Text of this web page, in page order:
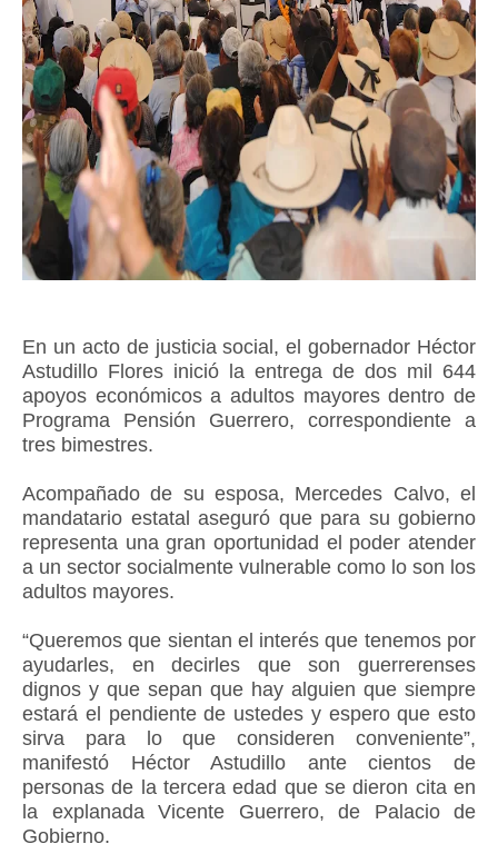
En un acto de justicia social, el gobernador Héctor
Astudillo Flores inició la entrega de dos mil 644
apoyos económicos a adultos mayores dentro de
Programa Pensión Guerrero, correspondiente a
tres bimestres.
Acompañado de su esposa, Mercedes Calvo, el
mandatario estatal aseguró que para su gobierno
representa una gran oportunidad el poder atender
a un sector socialmente vulnerable como lo son los
adultos mayores.
“Queremos que sientan el interés que tenemos por
ayudarles, en decirles que son guerrerenses
dignos y que sepan que hay alguien que siempre
estará el pendiente de ustedes y espero que esto
sirva para lo que consideren conveniente”,
manifestó Héctor Astudillo ante cientos de
personas de la tercera edad que se dieron cita en
la explanada Vicente Guerrero, de Palacio de
Gobierno.